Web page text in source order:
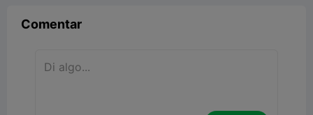
Comentar